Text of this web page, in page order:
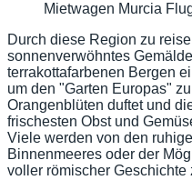
Mietwagen Murcia
Durch diese Region zu
sonnenverwöhntes
terrakottafarbenen Bergen
um den "Garten Europas"
Orangenblüten duftet und
frischesten Obst und
Viele werden von den
Binnenmeeres oder der
voller römischer